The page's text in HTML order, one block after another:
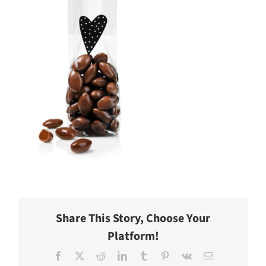
Share This Story, Choose Your
Platform!
Facebook RedditLinkedInTumblr Pinterest
Vk
E-